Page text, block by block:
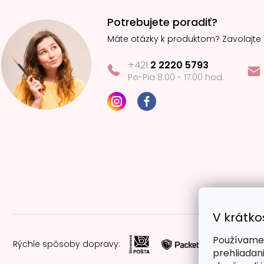
V
Potrebujete poradiť?
Máte otázky k produktom? Zavolajte
+421 2 2220 5793
Po-Pia 8:00 - 17:00 hod.
Rýchle spôsoby dopravy: